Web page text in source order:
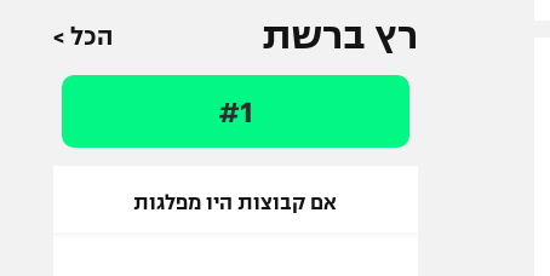
רץ ברשת הכל >
#1
אם קבוצות היו מפלגות